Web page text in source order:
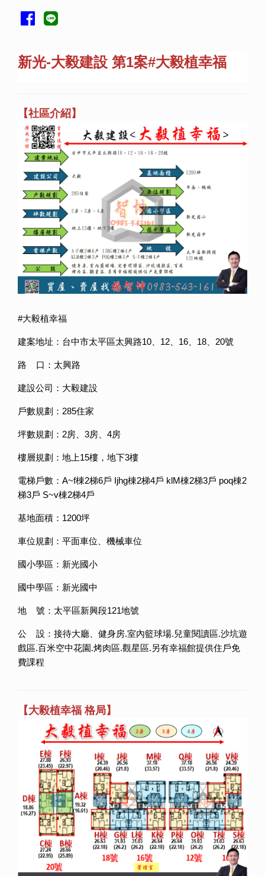
新光-大毅建設 第1案#大毅植幸福
【社區介紹】
#大毅植幸福
建案地址：台中市太平區太興路10、12、16、18、20號
路 口：太興路
建設公司：大毅建設
戶數規劃：285住家
坪數規劃：2房、3房、4房
樓層規劃：地上15樓，地下3樓
電梯戶數：A~f棟2梯6戶 Ijhg棟2梯4戶 klM棟2梯3戶 poq棟2
梯3戶 S~v棟2梯4戶
基地面積：1200坪
車位規劃：平面車位、機械車位
國小學區：新光國小
國中學區：新光國中
地 號：太平區新興段121地號
公 設：接待大廳、健身房.室內籃球場.兒童閱讀區.沙坑遊
戲區.百米空中花園.烤肉區.觀星區.另有幸福館提供住戶免
費課程
【大毅植幸福 格局】